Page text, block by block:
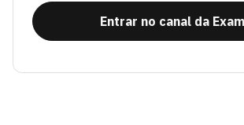
Entrar no canal da